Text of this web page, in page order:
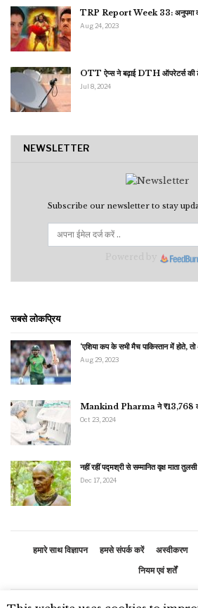
TRP Report Week 33: अनुपमा की
Aug 24, 2023
OTT ऐप्स ने बढ़ाई DTH ऑपरेटर्स की
Jul 8, 2024
NEWSLETTER
Subscribe our newsletter to stay
सबसे लोकप्रिय
‘एशिया कप के सभी मैच पाकिस्तान में होते,
Aug 29, 2023
Mankind Pharma ने ₹13,768
Oct 23, 2024
नहीं रहीं पद्मश्री से सम्मानित वृक्ष माता
Dec 17, 2024
हमारे साथ विज्ञापन हमसे संपर्क करें अस्वीकरण
नियम एवं शर्तें